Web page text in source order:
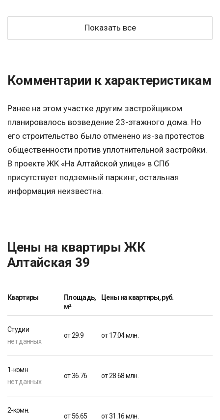
Показать все
Комментарии к характеристикам
Ранее на этом участке другим застройщиком
планировалось возведение 23-этажного дома. Но
его строительство было отменено из-за протестов
общественности против уплотнительной застройки.
В проекте ЖК «На Алтайской улице» в СПб
присутствует подземный паркинг, остальная
информация неизвестна.
Цены на квартиры ЖК
Алтайская 39
Квартиры
Площадь,
м²
Цены на квартиры, руб.
Студии
нет данных
от 29.9 от 17.04 млн.
1-комн.
нет данных
от 36.76 от 28.68 млн.
2-комн.
от 56.65 от 31.16 млн.